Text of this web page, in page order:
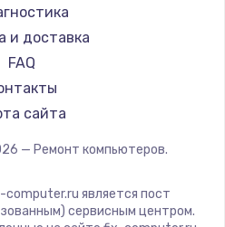
и доставка
FAQ
сайта
— Ремонт компьютеров.
является пост
сервисным центром.